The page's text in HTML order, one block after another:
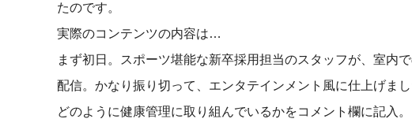
たのです。
実際のコンテンツの内容は…
まず初日。スポーツ堪能な新卒採用担当のスタッフが、室内
配信。かなり振り切って、エンタテインメント風に仕上げま
どのように健康管理に取り組んでいるかをコメント欄に記入